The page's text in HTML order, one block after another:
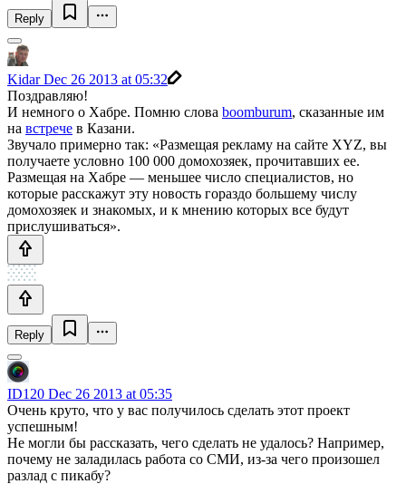
Reply
KidarDec 26 2013 at 05:32
Поздравляю!
И немного о Хабре. Помню слова boomburum, сказанные им
на встрече в Казани.
Звучало примерно так: «Размещая рекламу на сайте XYZ, вы
получаете условно 100 000 домохозяек, прочитавших ее.
Размещая на Хабре — меньшее число специалистов, но
которые расскажут эту новость гораздо большему числу
домохозяек и знакомых, и к мнению которых все будут
прислушиваться».
Reply
ID120 Dec 26 2013 at 05:35
Очень круто, что у вас получилось сделать этот проект
успешным!
Не могли бы рассказать, чего сделать не удалось? Например,
почему не заладилась работа со СМИ, из-за чего произошел
разлад с пикабу?